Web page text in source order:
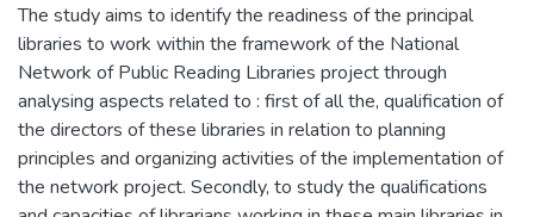
The study aims to identify the readiness of the principal
libraries to work within the framework of the National
Network of Public Reading Libraries project through
analysing aspects related to : first of all the, qualification of
the directors of these libraries in relation to planning
principles and organizing activities of the implementation of
the network project. Secondly, to study the qualifications